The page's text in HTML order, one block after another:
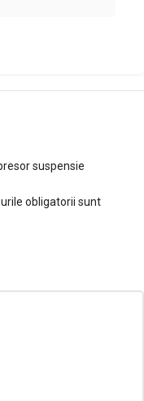
suspensie
obligatorii sunt